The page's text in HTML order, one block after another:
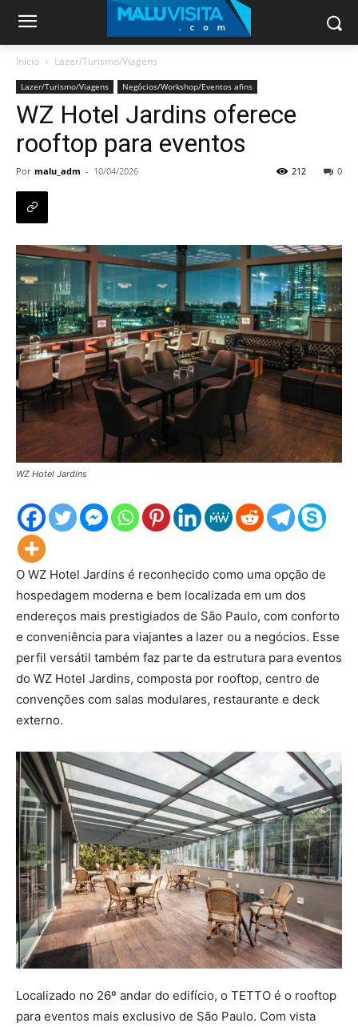
Início Lazer/Turismo/Viagens
Lazer/Turismo/Viagens Negócios/Workshop/Eventos afins
WZ Hotel Jardins oferece
rooftop para eventos
Por malu_adm - 10/04/2026 0
212
WZ Hotel Jardins
O WZ Hotel Jardins é reconhecido como uma opção de
hospedagem moderna e bem localizada em um dos
endereços mais prestigiados de São Paulo, com conforto
e conveniência para viajantes a lazer ou a negócios. Esse
perfil versátil também faz parte da estrutura para eventos
do WZ Hotel Jardins, composta por rooftop, centro de
convenções com salas modulares, restaurante e deck
externo.
Localizado no 26º andar do edifício, o TETTO é o rooftop
para eventos mais exclusivo de São Paulo. Com vista